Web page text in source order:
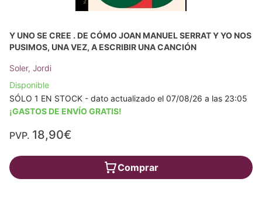
Y UNO SE CREE . DE CÓMO JOAN MANUEL SERRAT Y YO NOS
PUSIMOS, UNA VEZ, A ESCRIBIR UNA CANCIÓN
Soler, Jordi
Disponible
SÓLO 1 EN STOCK - dato actualizado el 07/08/26 a las 23:05
¡GASTOS DE ENVÍO GRATIS!
PVP. 18,90€
Comprar